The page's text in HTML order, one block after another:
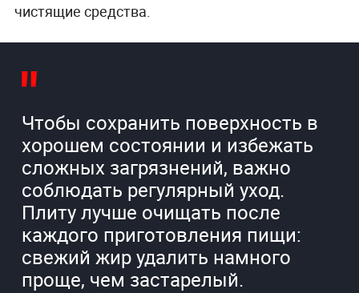
чистящие средства.
Чтобы сохранить поверхность в
хорошем состоянии и избежать
сложных загрязнений, важно
соблюдать регулярный уход.
Плиту лучше очищать после
каждого приготовления пищи:
свежий жир удалить намного
проще, чем застарелый.